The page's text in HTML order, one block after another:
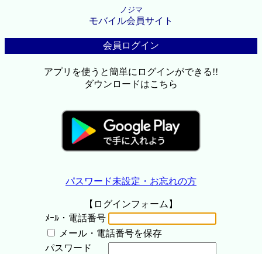
ノジマ
モバイル会員サイト
会員ログイン
アプリを使うと簡単にログインができる!!
ダウンロードはこちら
パスワード未設定・お忘れの方
【ログインフォーム】
ﾒｰﾙ・電話番号
メール・電話番号を保存
パスワード